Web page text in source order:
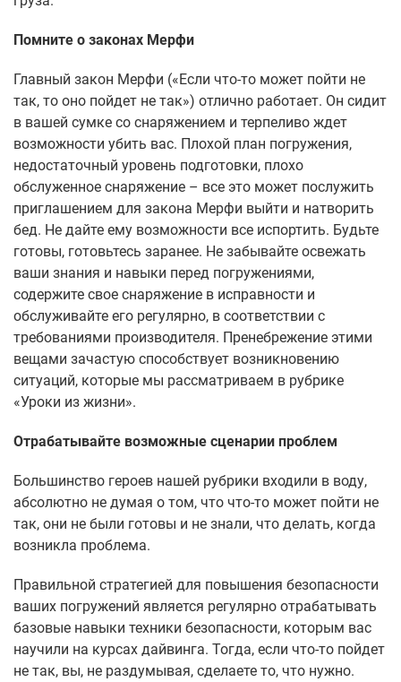
Помните о законах Мерфи
Главный закон Мерфи («Если что-то может пойти не
так, то оно пойдет не так») отлично работает. Он сидит
в вашей сумке со снаряжением и терпеливо ждет
возможности убить вас. Плохой план погружения,
недостаточный уровень подготовки, плохо
обслуженное снаряжение – все это может послужить
приглашением для закона Мерфи выйти и натворить
бед. Не дайте ему возможности все испортить. Будьте
готовы, готовьтесь заранее. Не забывайте освежать
ваши знания и навыки перед погружениями,
содержите свое снаряжение в исправности и
обслуживайте его регулярно, в соответствии с
требованиями производителя. Пренебрежение этими
вещами зачастую способствует возникновению
ситуаций, которые мы рассматриваем в рубрике
«Уроки из жизни».
Отрабатывайте возможные сценарии проблем
Большинство героев нашей рубрики входили в воду,
абсолютно не думая о том, что что-то может пойти не
так, они не были готовы и не знали, что делать, когда
возникла проблема.
Правильной стратегией для повышения безопасности
ваших погружений является регулярно отрабатывать
базовые навыки техники безопасности, которым вас
научили на курсах дайвинга. Тогда, если что-то пойдет
не так, вы, не раздумывая, сделаете то, что нужно.